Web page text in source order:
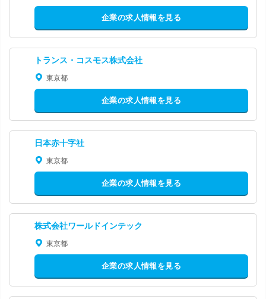
企業の求人情報を見る
トランス・コスモス株式会社
東京都
企業の求人情報を見る
日本赤十字社
東京都
企業の求人情報を見る
株式会社ワールドインテック
東京都
企業の求人情報を見る